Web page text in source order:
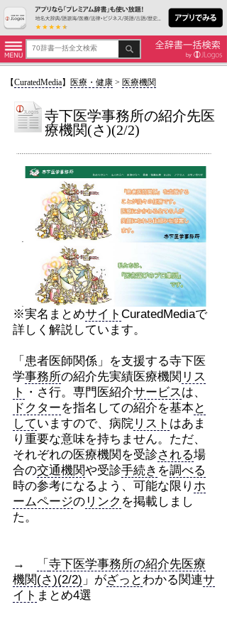
【CuratedMedia】 医療・健康> 医療機関
寺下医学事務所の紹介先医
療機関(さ)(2/2)
※実名まとめサイト CuratedMediaで
詳しく解説しています。
「患者医師関係」を支援する寺下医
学事務所の紹介先実績医療機関 リス
ト ・さ行。専門医紹介サービスは、
ドクターを指名しての紹介を基本 と
していますので、病院リスト はあま
り重要な意味を持ちません。ただ、
それぞれの医療機関を受診される場
合の交通機関や受診手続き を調べる
時の参考になるよう、可能な限り ホ
ームページのリンク を掲載しまし
た。
→ 「 寺下医学事務所の紹介先医療
機関(さ)(2/2) 」がざっとわかる関連サ
イト まとめ4選